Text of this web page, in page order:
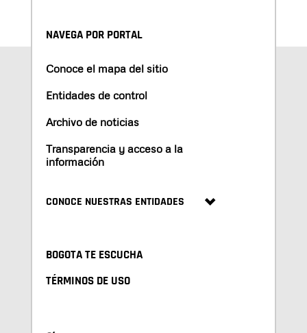
NAVEGA POR PORTAL
Conoce el mapa del sitio
Entidades de control
Archivo de noticias
Transparencia y acceso a la
información
CONOCE NUESTRAS ENTIDADES
BOGOTA TE ESCUCHA
TÉRMINOS DE USO